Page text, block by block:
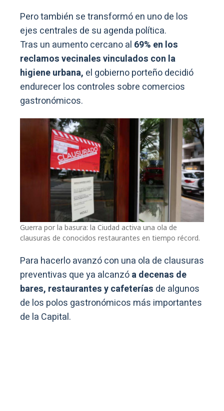
Pero también se transformó en uno de los
ejes centrales de su agenda política.
Tras un aumento cercano al 69% en los
reclamos vecinales vinculados con la
higiene urbana, el gobierno porteño decidió
endurecer los controles sobre comercios
gastronómicos.
Guerra por la basura: la Ciudad activa una ola de
clausuras de conocidos restaurantes en tiempo récord.
Para hacerlo avanzó con una ola de clausuras
preventivas que ya alcanzóa decenas de
bares, restaurantes y cafeterías de algunos
de los polos gastronómicos más importantes
de la Capital.